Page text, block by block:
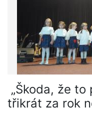
„Škoda, že
třikrát za rok